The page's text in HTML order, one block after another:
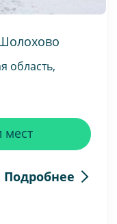
область,
Подробнее
мест